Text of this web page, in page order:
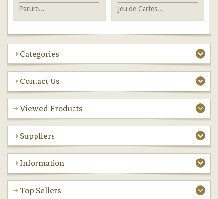
Parure... Jeu de Cartes...
Categories
Contact Us
Viewed Products
Suppliers
Information
Top Sellers